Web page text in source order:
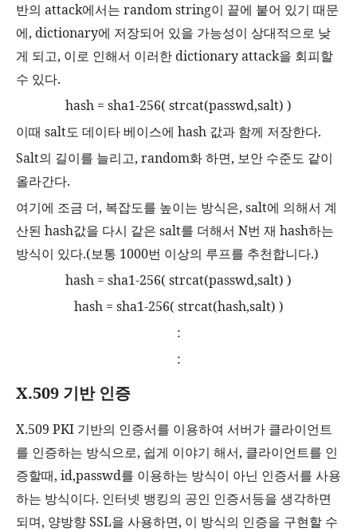
반의 attack에서는 random string이 끝에 붙어 있기 때문
에, dictionary에 저장되어 있을 가능성이 상대적으로 낮
게 되고, 이로 인해서 이러한dictionary attack을 회피할
수 있다.
hash = sha1-256( strcat(passwd,salt) )
이때 salt도 데이타 베이스에 hash 값과 함께 저장한다.
Salt의 길이를 늘리고, random화 하면, 보안 수준도 같이
올라간다.
여기에 조금 더, 복잡도를 높이는 방식은, salt에 의해서 계
산된 hash값을 다시 같은 salt를 더해서 N번 재 hash하는
방식이 있다.(보통 1000번 이상의 루프를 추천합니다.)
hash = sha1-256( strcat(passwd,salt) )
hash = sha1-256( strcat(hash,salt) )
:
:
X.509 기반 인증
X.509 PKI 기반의 인증서를 이용하여 서버가 클라이언트
를 인증하는 방식으로, 쉽게 이야기 해서, 클라이언트를 인
증할때, id,passwd를 이용하는 방식이 아닌 인증서를 사용
하는 방식이다. 인터넷 뱅킹의 공인 인증서등을 생각하면
되며, 양방향SSL을 사용하면, 이 방식의 인증을 구현할 수